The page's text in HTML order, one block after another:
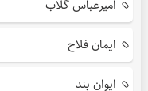
امیرعباس گلاب
ایمان فلاح
ایوان بند